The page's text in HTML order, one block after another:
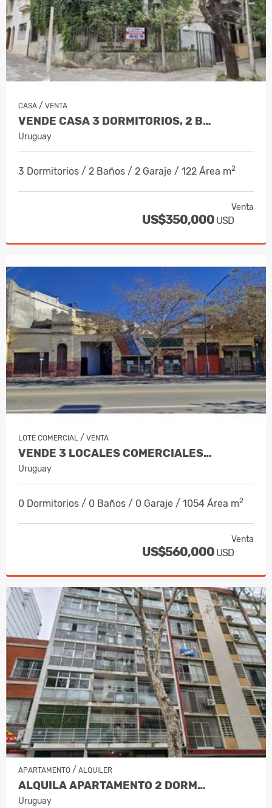
CASA / VENTA
VENDE CASA 3 DORMITORIOS, 2 B…
Uruguay
3 Dormitorios / 2 Baños / 2 Garaje / 122 Área m2
Venta
US$350,000 USD
LOTE COMERCIAL / VENTA
VENDE 3 LOCALES COMERCIALES…
Uruguay
0 Dormitorios / 0 Baños / 0 Garaje / 1054 Área m2
Venta
US$560,000 USD
APARTAMENTO / ALQUILER
ALQUILA APARTAMENTO 2 DORM…
Uruguay